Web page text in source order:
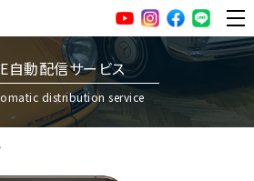
DIRECT YouTubeInstagramfacebook
LINE
自動配信サービス
distribution service